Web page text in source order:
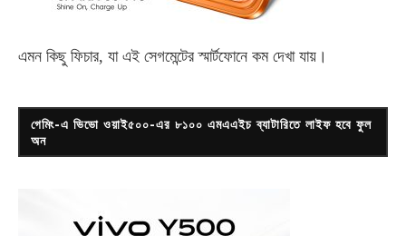
এমন কিছু ফিচার, যা এই সেগমেন্টের স্মার্টফোনে কম দেখা যায়।
গেমিং-এ ভিভো ওয়াই৫০০-এর ৮১০০ এমএএইচ ব্যাটারিতে লাইফ হবে ফুল
অন